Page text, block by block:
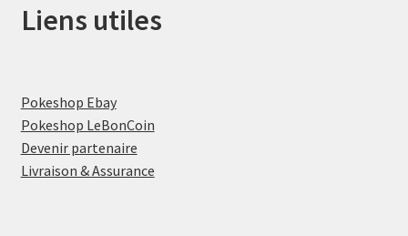
Liens utiles
Pokeshop Ebay
Pokeshop LeBonCoin
Devenir partenaire
Livraison & Assurance